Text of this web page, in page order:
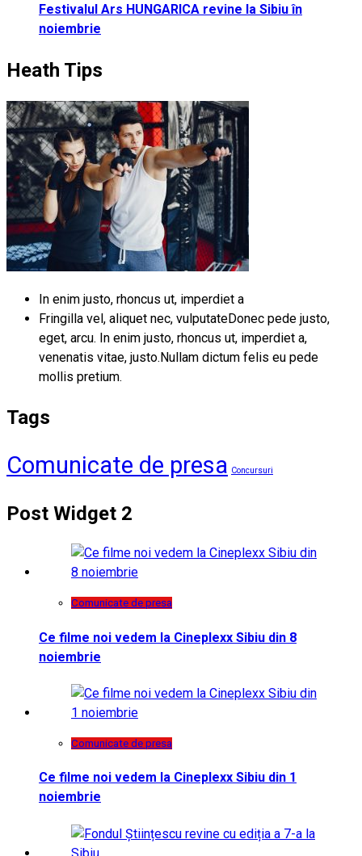
Festivalul Ars HUNGARICA revine la Sibiu în
noiembrie
Heath Tips
In enim justo, rhoncus ut, imperdiet a
Fringilla vel, aliquet nec, vulputateDonec pede justo,
eget, arcu. In enim justo, rhoncus ut, imperdiet a,
venenatis vitae, justo.Nullam dictum felis eu pede
mollis pretium.
Tags
Comunicate de presa Concursuri
Post Widget 2
Comunicate de presa
Ce filme noi vedem la Cineplexx Sibiu din 8
noiembrie
Comunicate de presa
Ce filme noi vedem la Cineplexx Sibiu din 1
noiembrie